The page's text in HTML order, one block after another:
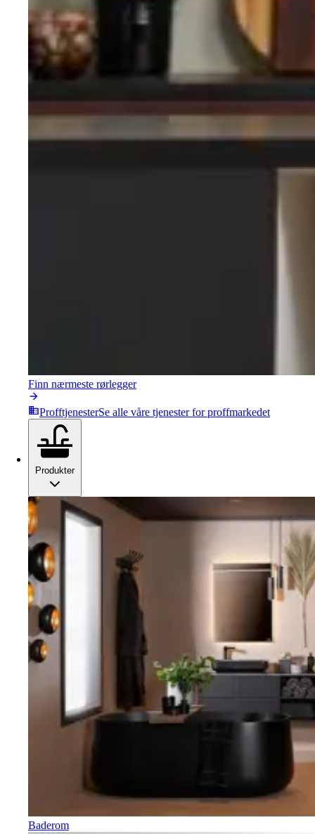
Finn nærmeste rørlegger
ProfftjenesterSe alle våre tjenester for proffmarkedet
Produkter
Baderom